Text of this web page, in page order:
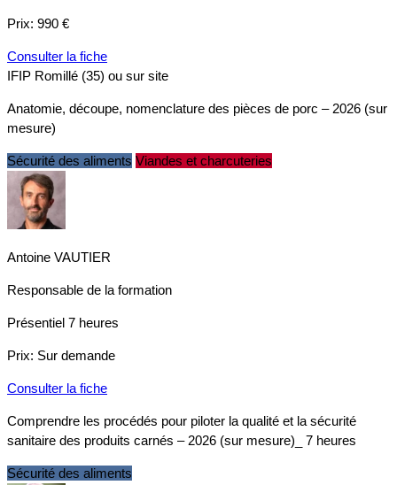
Prix: 990 €
Consulter la fiche
IFIP Romillé (35) ou sur site
Anatomie, découpe, nomenclature des pièces de porc – 2026 (sur
mesure)
Sécurité des aliments Viandes et charcuteries
Antoine VAUTIER
Responsable de la formation
Présentiel 7 heures
Prix: Sur demande
Consulter la fiche
Comprendre les procédés pour piloter la qualité et la sécurité
sanitaire des produits carnés – 2026 (sur mesure)_ 7 heures
Sécurité des aliments